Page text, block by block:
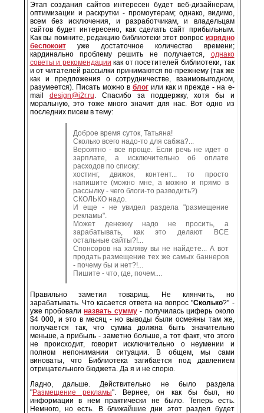
Этап создания сайтов интересен будет веб-дизайнерам,
оптимизации и раскрутки - промоутерам; однако, видимо,
всем без исключения, и разработчикам, и владельцам
сайтов будет интересено, как сделать сайт прибыльным.
Как вы помните, редакцию библиотеки этот вопрос изрядно
беспокоитуже достаточное количество времени;
кардинально проблему решить не получается, однако
советы и рекомендации как от посетителей библиотеки, так
и от читателей рассылки принимаются по-прежнему (так же
как и предложения о сотрудничестве, взаимовыгодном,
разумеется). Писать можно в блогили как и прежде - на e-
mail design@i2r.ru. Спасибо за поддержку, хотя бы и
моральную, это тоже много значит для нас. Вот одно из
последних писем в тему:
Доброе время суток, Татьяна!
Сколько всего надо-то для сабжа?...
Вероятно - все проще. Если речь не идет о
зарплате, а исключительно об оплате
расходов по списку:
хостинг, движок, контент... то просто
напишите (можно мне, а можно и прямо в
рассылку - чего блоги-то разводить?)
СКОЛЬКО надо.
И еще - не увидел раздела "размещение
рекламы".
Может денежку надо не просить, а
зарабатывать, как это делают ВСЕ
остальные сайты?!...
Спонсоров на халяву вы не найдете... А вот
продать размещение тех же самых баннеров
- почему бы и нет?!...
Пишите - что, где, почем....
Правильно заметил товарищ. Не клянчить, но
зарабатывать. Что касается ответа на вопрос "Сколько?" -
уже пробовалиназвать сумму- получилась циферь около
$4 000, и это в месяц - но выводы были осмеяны там же,
получается так, что сумма должна быть значительно
меньше, а прибыль - заметно больше, а тот факт, что этого
не происходит, говорит исключительно о неумении и
полном непонимании ситуации. В общем, мы сами
виноваты, что Библиотека загибается под давлением
отрицательного бюджета. Да я и не спорю.
Ладно, дальше. Действительно не было раздела
"Размещение рекламы". Вернее, он как бы был, но
информации в нем практически не было. Теперь есть.
Немного, но есть. В ближайшие дни этот раздел будет